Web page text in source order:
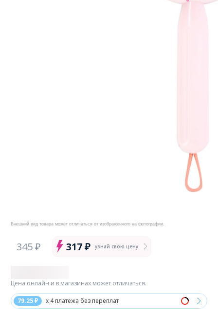
Внешний вид товара может отличаться от изображенного на фотографии.
345 ₽ 317 ₽ узнай свою цену
79.25 ₽ x 4 платежа без переплат
Цена онлайн и в магазинах может отличаться.